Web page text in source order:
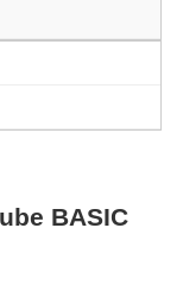
BASIC